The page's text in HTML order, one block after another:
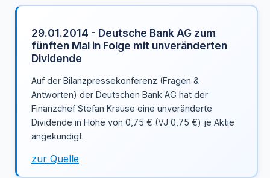
29.01.2014 - Deutsche Bank AG zum
fünften Mal in Folge mit unveränderten
Dividende
Auf der Bilanzpressekonferenz (Fragen &
Antworten) der Deutschen Bank AG hat der
Finanzchef Stefan Krause eine unveränderte
Dividende in Höhe von 0,75 € (VJ 0,75 €) je Aktie
angekündigt.
zur Quelle